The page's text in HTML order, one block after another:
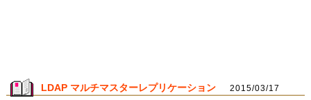
LDAP マルチマスターレプリケーション 2015/03/17